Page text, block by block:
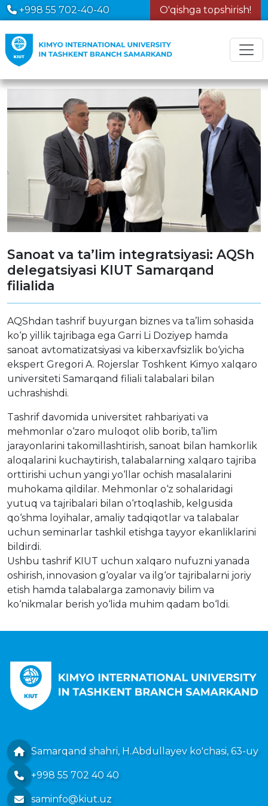
+998 55 702-40-40 O'qishga topshirish!
Sanoat va ta’lim integratsiyasi: AQSh
delegatsiyasi KIUT Samarqand
filialida
AQShdan tashrif buyurgan biznes va ta’lim sohasida
ko‘p yillik tajribaga ega Garri Li Doziyep hamda
sanoat avtomatizatsiyasi va kiberxavfsizlik bo‘yicha
ekspert Gregori A. Rojerslar Toshkent Kimyo xalqaro
universiteti Samarqand filiali talabalari bilan
uchrashishdi.
Tashrif davomida universitet rahbariyati va
mehmonlar o‘zaro muloqot olib borib, ta’lim
jarayonlarini takomillashtirish, sanoat bilan hamkorlik
aloqalarini kuchaytirish, talabalarning xalqaro tajriba
orttirishi uchun yangi yo‘llar ochish masalalarini
muhokama qildilar. Mehmonlar o‘z sohalaridagi
yutuq va tajribalari bilan o‘rtoqlashib, kelgusida
qo‘shma loyihalar, amaliy tadqiqotlar va talabalar
uchun seminarlar tashkil etishga tayyor ekanliklarini
bildirdi.
Ushbu tashrif KIUT uchun xalqaro nufuzni yanada
oshirish, innovasion g‘oyalar va ilg‘or tajribalarni joriy
etish hamda talabalarga zamonaviy bilim va
ko‘nikmalar berish yo‘lida muhim qadam bo‘ldi.
Samarqand shahri, H.Abdullayev ko'chasi, 63-uy
+998 55 702 40 40
saminfo@kiut.uz